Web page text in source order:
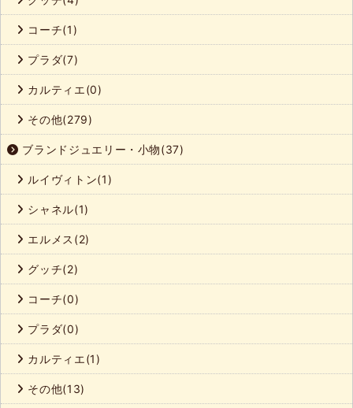
コーチ(1)
プラダ(7)
カルティエ(0)
その他(279)
ブランドジュエリー・小物(37)
ルイヴィトン(1)
シャネル(1)
エルメス(2)
グッチ(2)
コーチ(0)
プラダ(0)
カルティエ(1)
その他(13)